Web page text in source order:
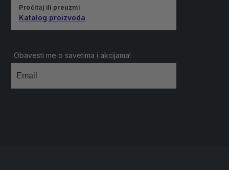
Pročitaj ili preuzmi
Katalog proizvoda
Obavesti me o savetima i akcijama!